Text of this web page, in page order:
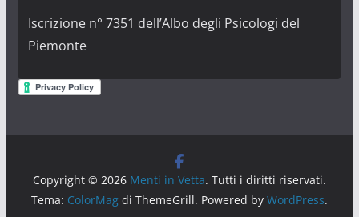
Iscrizione n° 7351 dell’Albo degli Psicologi del
Piemonte
Copyright © 2026 Menti in Vetta. Tutti i diritti riservati.
Tema: ColorMagdi ThemeGrill. Powered by WordPress.